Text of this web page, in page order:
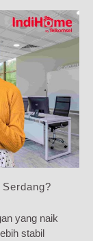
yang naik
stabil